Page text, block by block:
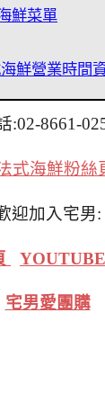
鮮菜單
鮮營業時間
:02-8661-
式海鮮粉絲
迎加入宅男:
宅男愛團購